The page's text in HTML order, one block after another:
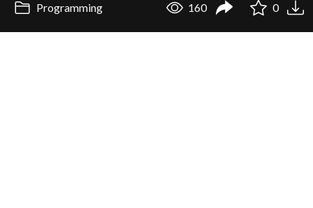
Programming 160 0